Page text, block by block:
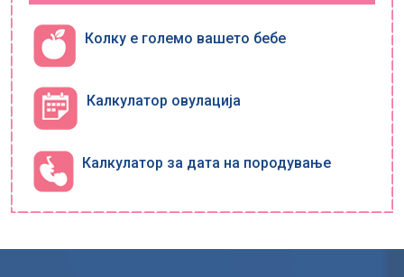
Колку е големо вашето бебе
Калкулатор овулација
Калкулатор за дата на породување